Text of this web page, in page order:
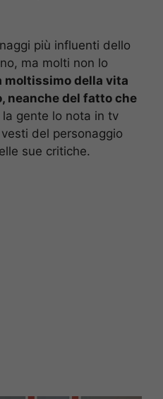
più influenti dello
ma molti non lo
moltissimo della vita
neanche del fatto che
la gente lo nota in tv
del personaggio
sue critiche.